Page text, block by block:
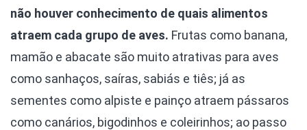
não houver conhecimento de quais alimentos
atraem cada grupo de aves. Frutas como banana,
mamão e abacate são muito atrativas para aves
como sanhaços, saíras, sabiás e tiês; já as
sementes como alpiste e painço atraem pássaros
como canários, bigodinhos e coleirinhos; ao passo